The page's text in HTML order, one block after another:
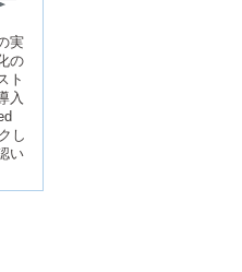
実
の
ト
入
し
い